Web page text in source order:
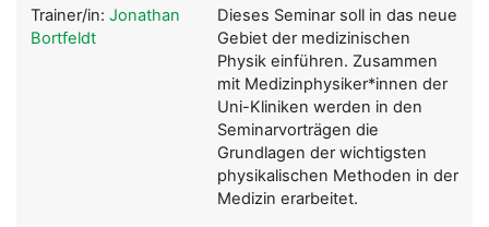
Dieses Seminar soll in das neue
Gebiet der medizinischen
Physik einführen. Zusammen
mit Medizinphysiker*innen der
Uni-Kliniken werden in den
Seminarvorträgen die
Grundlagen der wichtigsten
physikalischen Methoden in der
Medizin erarbeitet.
Trainer/in: Jonathan
Bortfeldt